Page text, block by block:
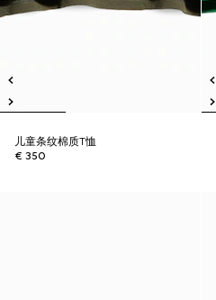
儿童条纹棉质T恤
€ 350